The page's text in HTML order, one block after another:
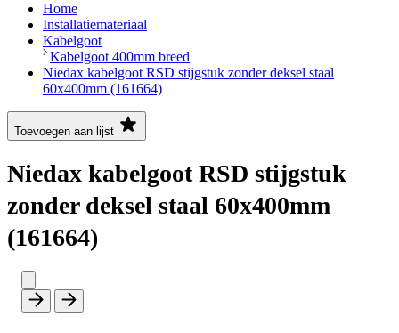
Home
Installatiemateriaal
Kabelgoot
Kabelgoot 400mm breed
Niedax kabelgoot RSD stijgstuk zonder deksel staal
60x400mm (161664)
Toevoegen aan lijst
Niedax kabelgoot RSD stijgstuk
zonder deksel staal 60x400mm
(161664)